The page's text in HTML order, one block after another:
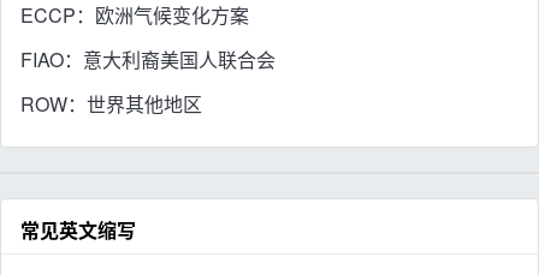
ECCP：欧洲气候变化方案
FIAO：意大利裔美国人联合会
ROW：世界其他地区
常见英文缩写